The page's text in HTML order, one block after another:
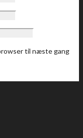
til næste gang